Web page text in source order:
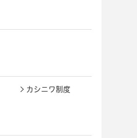
カシニワ制度